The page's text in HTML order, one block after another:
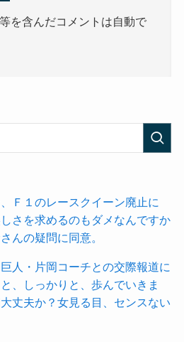
を含んだコメントは自動で
Ｆ１のレースクイーン廃止に
しさを求めるのもダメなんですか
んの疑問に同意。
人・片岡コーチとの交際報道に
と、しっかりと、歩んでいきま
丈夫か？女見る目、センスない